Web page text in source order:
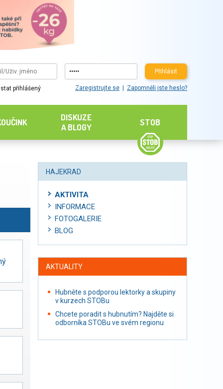
Přihlásit
přihlášený Zaregistrujte se Zapomněli jste heslo?
DISKUZE
A BLOGY
STOB
HAJEKRAD
AKTIVITA
INFORMACE
FOTOGALERIE
BLOG
AKTUALITY
Hubněte s podporou lektorky a skupiny
v kurzech STOBu
Chcete poradit s hubnutím? Najděte si
odborníka STOBu ve svém regionu